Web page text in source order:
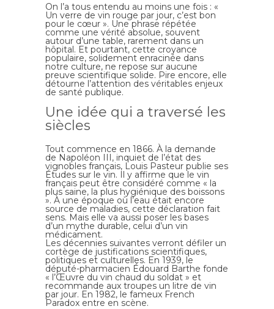
On l’a tous entendu au moins une fois : «
Un verre de vin rouge par jour, c’est bon
pour le cœur ». Une phrase répétée
comme une vérité absolue, souvent
autour d’une table, rarement dans un
hôpital. Et pourtant, cette croyance
populaire, solidement enracinée dans
notre culture, ne repose sur aucune
preuve scientifique solide. Pire encore, elle
détourne l’attention des véritables enjeux
de santé publique.
Une idée qui a traversé les
siècles
Tout commence en 1866. À la demande
de Napoléon III, inquiet de l’état des
vignobles français, Louis Pasteur publie ses
Études sur le vin. Il y affirme que le vin
français peut être considéré comme « la
plus saine, la plus hygiénique des boissons
». À une époque où l’eau était encore
source de maladies, cette déclaration fait
sens. Mais elle va aussi poser les bases
d’un mythe durable, celui d’un vin
médicament.
Les décennies suivantes verront défiler un
cortège de justifications scientifiques,
politiques et culturelles. En 1939, le
député-pharmacien Édouard Barthe fonde
« l’Œuvre du vin chaud du soldat » et
recommande aux troupes un litre de vin
par jour. En 1982, le fameux French
Paradox entre en scène.